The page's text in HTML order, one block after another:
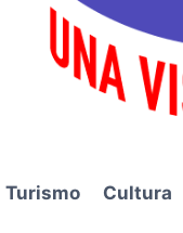
Turismo Cultura